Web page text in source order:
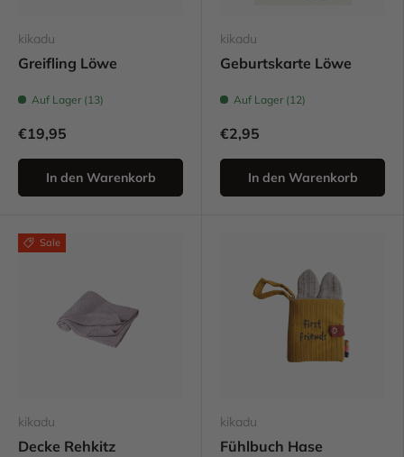
kikadu
Greifling Löwe
Auf Lager (13)
€19,95
In den Warenkorb
kikadu
Geburtskarte Löwe
Auf Lager (12)
€2,95
In den Warenkorb
Sale
kikadu
Decke Rehkitz
kikadu
Fühlbuch Hase